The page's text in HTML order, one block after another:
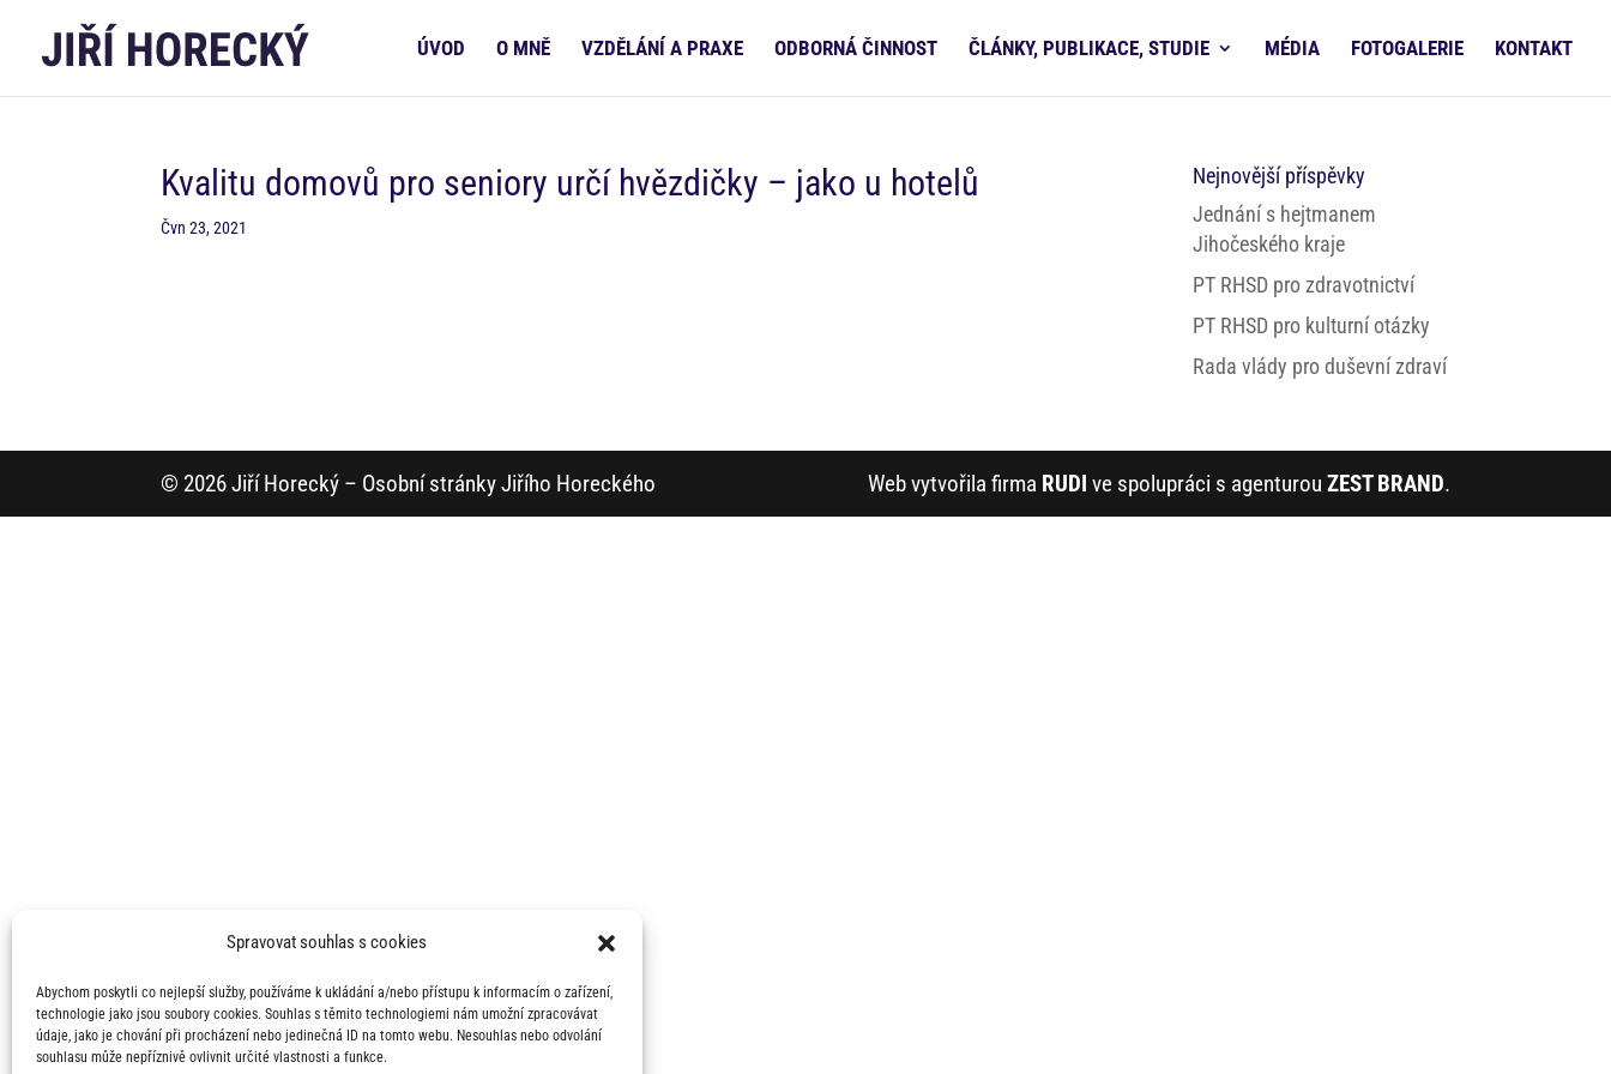
Spravovat souhlas s cookies
Abychom poskytli co nejlepší služby, používáme k ukládání a/nebo přístupu k informacím o zařízení,
technologie jako jsou soubory cookies. Souhlas s těmito technologiemi nám umožní zpracovávat
údaje, jako je chování při procházení nebo jedinečná ID na tomto webu. Nesouhlas nebo odvolání
souhlasu může nepříznivě ovlivnit určité vlastnosti a funkce.
ÚVOD O MNĚ VZDĚLÁNÍ A PRAXE ODBORNÁ ČINNOST ČLÁNKY, PUBLIKACE, STUDIE MÉDIA FOTOGALERIE KONTAKT
Kvalitu domovů pro seniory určí hvězdičky – jako u hotelů
Čvn 23, 2021
Nejnovější příspěvky
Jednání s hejtmanem
Jihočeského kraje
PT RHSD pro zdravotnictví
PT RHSD pro kulturní otázky
Rada vlády pro duševní zdraví
© 2026 Jiří Horecký – Osobní stránky Jiřího Horeckého Web vytvořila firma RUDI ve spolupráci s agenturou ZEST BRAND.